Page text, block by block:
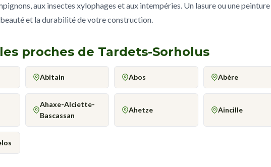
aux insectes xylophages et aux intempéries. Un lasure ou une
et la durabilité de votre construction.
proches de Tardets-Sorholus
Abitain Abos Abère
Ahaxe-Alciette-
Bascassan
Ahetze Aincille